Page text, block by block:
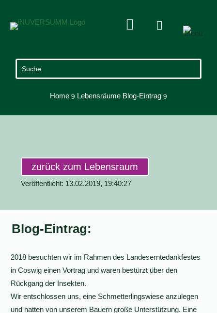
 
Home 9 Lebensräume Blog-Eintrag 9
zurück zum Lebensraum
Veröffentlicht: 13.02.2019, 19:40:27
Blog-Eintrag:
2018 besuchten wir im Rahmen des Landeserntedankfestes
in Coswig einen Vortrag und waren bestürzt über den
Rückgang der Insekten.
Wir entschlossen uns, eine Schmetterlingswiese anzulegen
und hatten von unserem Bauern große Unterstützung. Eine